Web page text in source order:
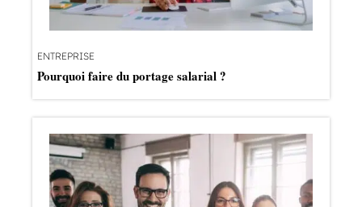
ENTREPRISE
Pourquoi faire du portage salarial ?